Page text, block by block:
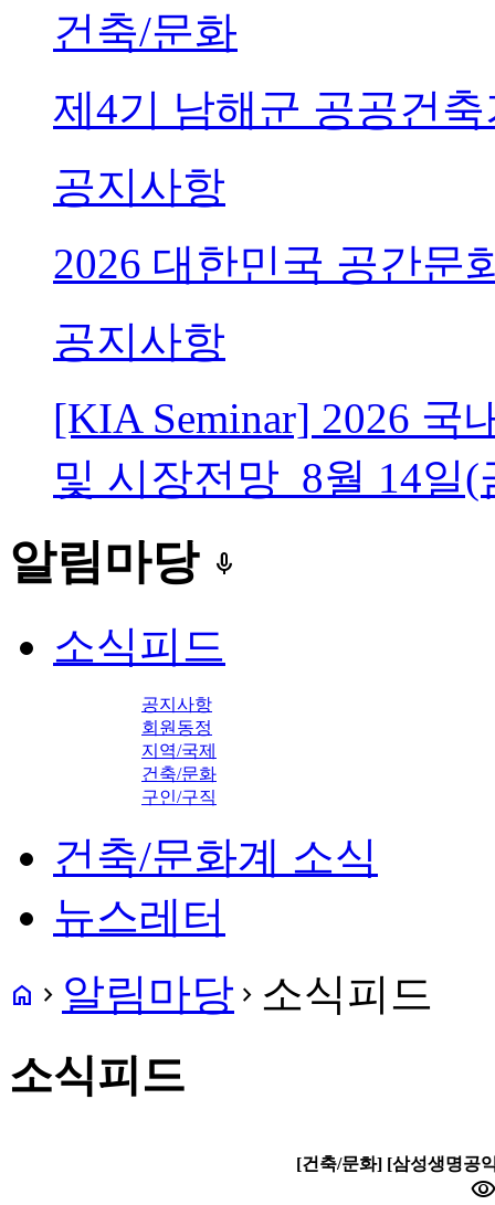
건축/문화
제4기 남해군 공공건
공지사항
2026 대한민국 공간문
공지사항
[KIA Seminar] 2026 국
및 시장전망_8월 14일(
알림마당 keyboard_voice
소식피드
공지사항
회원동정
지역/국제
건축/문화
구인/구직
건축/문화계 소식
뉴스레터
home navigate_next 알림마당 navigate_next 소식피드
소식피드
[건축/문화] [삼성생명공